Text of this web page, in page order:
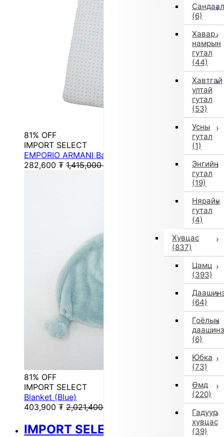
Сандаал
(6)
Хавар,
намрын
гутал
(44)
Хавтгай
ултай
гутал
(53)
Усны
гутал
(1)
Энгийн
гутал
(19)
Нярайн
гутал
(4)
Хувцас
(837)
Цамц
(393)
(64)
Гоёлын
даашинз
(6)
Юбка
(73)
Өмд
(220)
Гадуур
хувцас
(39)
81% OFF
IMPORT SELECT
EMPORIO ARMANI Baby Sleeping Bag / Swaddle
282,600 ₮ 1,415,000
81% OFF
IMPORT SELECT
Blanket (Blue)
403,900 ₮ 2,021,400
IMPORT SELECT